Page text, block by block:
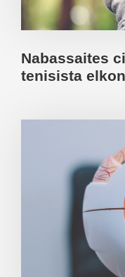
Nabassaites
tenisista